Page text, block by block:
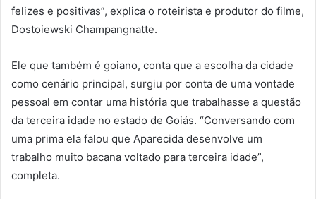
felizes e positivas”, explica o roteirista e produtor do filme,
Dostoiewski Champangnatte.
Ele que também é goiano, conta que a escolha da cidade
como cenário principal, surgiu por conta de uma vontade
pessoal em contar uma história que trabalhasse a questão
da terceira idade no estado de Goiás. “Conversando com
uma prima ela falou que Aparecida desenvolve um
trabalho muito bacana voltado para terceira idade”,
completa.